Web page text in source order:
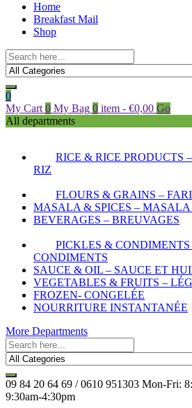
Home
Breakfast Mail
Shop
0
My Cart 0 My Bag 0 item - €0,00 Go
All departments
RICE & RICE PRODUCTS
RIZ
FLOURS & GRAINS –
MASALA & SPICES – MASALA
BEVERAGES – BREUVAGES
PICKLES & CONDIMENTS
CONDIMENTS
SAUCE & OIL – SAUCE ET
VEGETABLES & FRUITS –
FROZEN- CONGELÉE
NOURRITURE INSTANTANÉE
More Departments
09 84 20 64 69 / 0610 951303 Mon-Fri:
9:30am-4:30pm